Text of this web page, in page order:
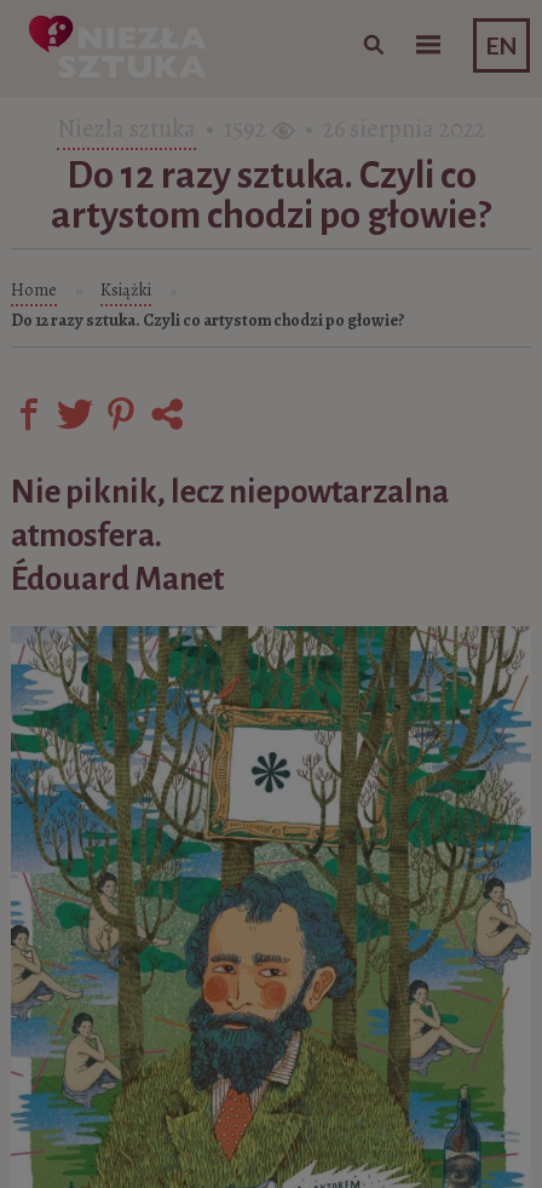
EN
Skip to content
Do 12 razy sztuka. Czyli co
artystom chodzi po głowie?
Home Książki
Do 12 razy sztuka. Czyli co artystom chodzi po głowie?
Nie piknik, lecz niepowtarzalna
atmosfera.
Édouard Manet